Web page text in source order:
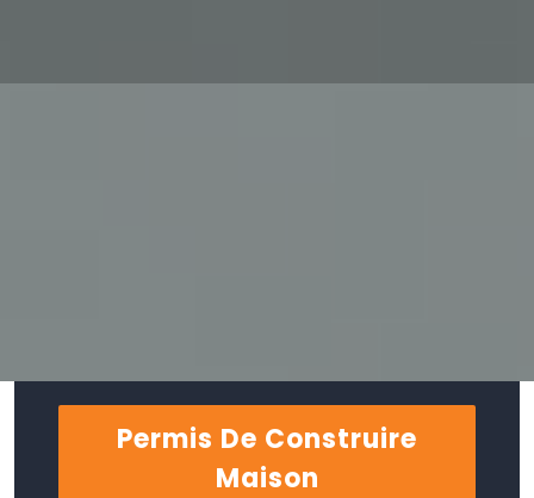
Permis De Construire
Maison